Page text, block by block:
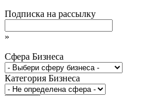
Подписка на рассылку
»
Сфера Бизнеса
Категория Бизнеса